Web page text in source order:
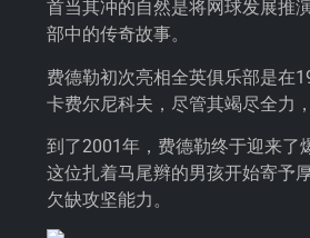
首当其冲的自然是将网球发展推
部中的传奇故事。
费德勒初次亮相全英俱乐部是在
卡费尔尼科夫，尽管其竭尽全力
到了2001年，费德勒终于迎来了
这位扎着马尾辫的男孩开始寄予
欠缺攻坚能力。